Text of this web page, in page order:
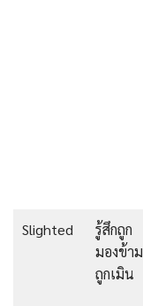
Slighted
รู้สึกถูก
มองข้าม
ถูกเมิน